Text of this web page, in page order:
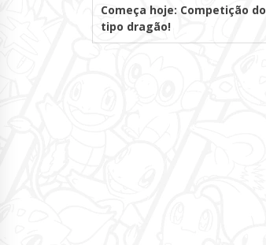
Começa hoje: Competição do
tipo dragão!